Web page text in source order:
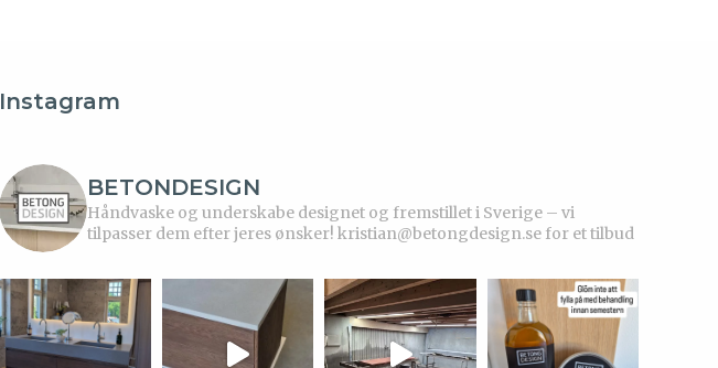
Instagram
BETONDESIGN
Håndvaske og underskabe designet og fremstillet i Sverige – vi
tilpasser dem efter jeres ønsker! kristian@betongdesign.se for et tilbud